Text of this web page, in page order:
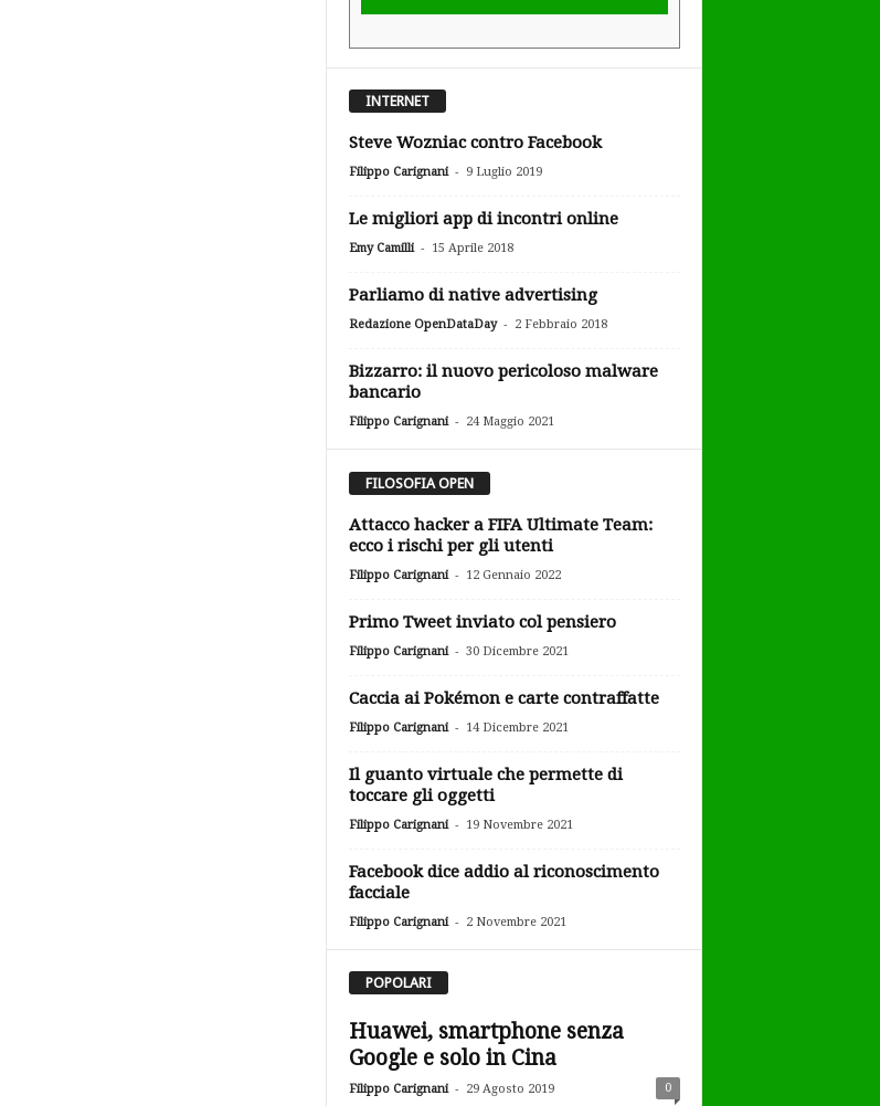
INTERNET
Steve Wozniac contro Facebook
Filippo Carignani - 9 Luglio 2019
Le migliori app di incontri online
Emy Camilli - 15 Aprile 2018
Parliamo di native advertising
Redazione OpenDataDay - 2 Febbraio 2018
Bizzarro: il nuovo pericoloso malware
bancario
Filippo Carignani - 24 Maggio 2021
FILOSOFIA OPEN
Attacco hacker a FIFA Ultimate Team:
ecco i rischi per gli utenti
Filippo Carignani - 12 Gennaio 2022
Primo Tweet inviato col pensiero
Filippo Carignani - 30 Dicembre 2021
Caccia ai Pokémon e carte contraffatte
Filippo Carignani - 14 Dicembre 2021
Il guanto virtuale che permette di
toccare gli oggetti
Filippo Carignani - 19 Novembre 2021
Facebook dice addio al riconoscimento
facciale
Filippo Carignani - 2 Novembre 2021
POPOLARI
Huawei, smartphone senza
Google e solo in Cina
Filippo Carignani - 29 Agosto 2019 0